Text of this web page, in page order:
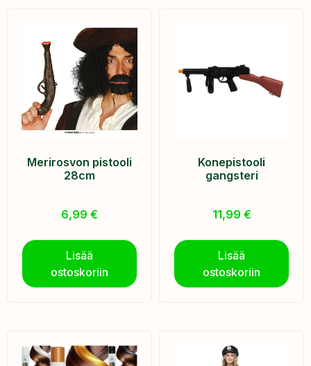
Merirosvon pistooli
28cm
6,99 €
Lisää
ostoskoriin
Konepistooli
gangsteri
11,99 €
Lisää
ostoskoriin